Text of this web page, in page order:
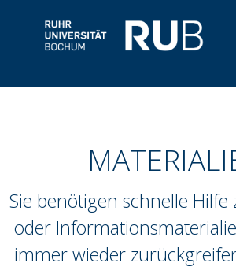
Inhalt
springen
Sie benötigen schnelle Hilfe
oder
immer wieder